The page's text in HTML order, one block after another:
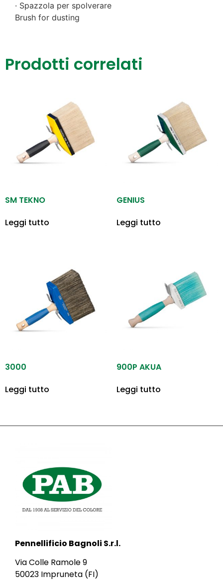
· Spazzola per spolverare
Brush for dusting
Prodotti correlati
SM TEKNO
Leggi tutto
GENIUS
Leggi tutto
3000
Leggi tutto
900P AKUA
Leggi tutto
Pennellificio Bagnoli S.r.l.
Via Colle Ramole 9
50023 Impruneta (FI)